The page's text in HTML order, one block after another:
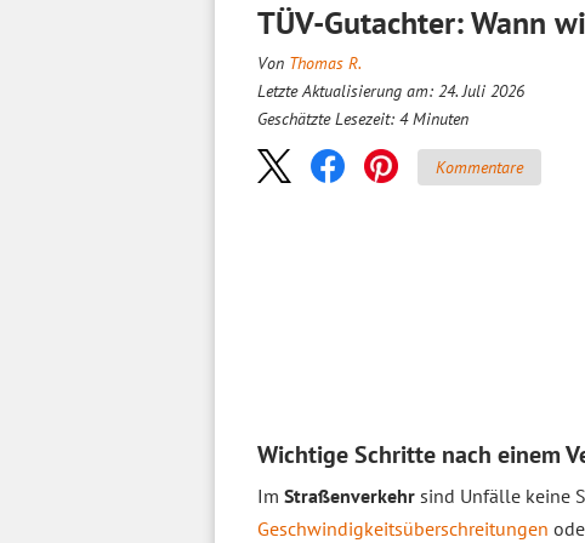
TÜV-Gutachter: Wann
Von Thomas R.
Letzte Aktualisierung am: 24. Juli 2026
Geschätzte Lesezeit: 4 Minuten
Kommentare
Wichtige Schritte nach einem
Im Straßenverkehr sind Unfälle keine
Geschwindigkeitsüberschreitungen